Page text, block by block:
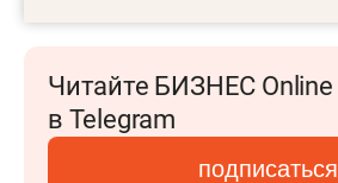
Читайте БИЗНЕС Online
в Telegram
подписаться